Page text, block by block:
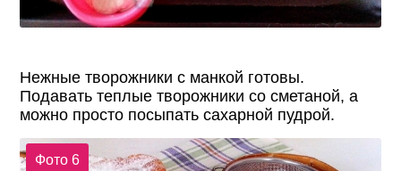
Нежные творожники с манкой готовы.
Подавать теплые творожники со сметаной, а
можно просто посыпать сахарной пудрой.
Фото 6